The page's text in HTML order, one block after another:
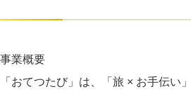
事業概要
「おてつたび」は、「旅 × お手伝い